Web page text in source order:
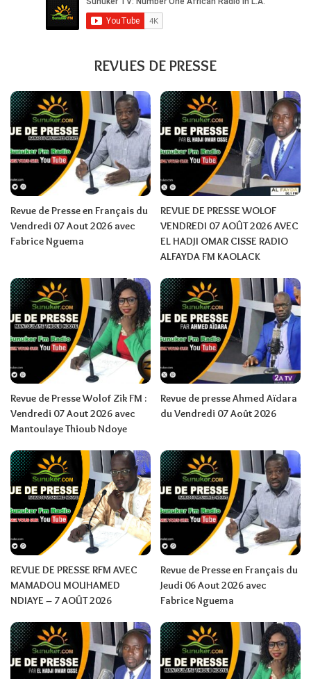
REVUES DE PRESSE
Revue de Presse en Français du
Vendredi 07 Aout 2026 avec
Fabrice Nguema
REVUE DE PRESSE WOLOF
VENDREDI 07 AOÛT 2026 AVEC
EL HADJI OMAR CISSE RADIO
ALFAYDA FM KAOLACK
Revue de Presse Wolof Zik FM :
Vendredi 07 Aout 2026 avec
Mantoulaye Thioub Ndoye
Revue de presse Ahmed Aïdara
du Vendredi 07 Août 2026
REVUE DE PRESSE RFM AVEC
MAMADOU MOUHAMED
NDIAYE – 7 AOÛT 2026
Revue de Presse en Français du
Jeudi 06 Aout 2026 avec
Fabrice Nguema